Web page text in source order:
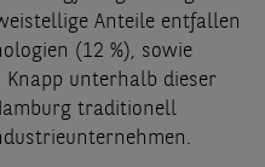
Anteile entfallen
(12 %), sowie
Knapp unterhalb dieser
traditionell